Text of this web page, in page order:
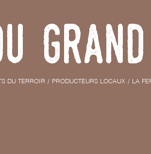
DU TERROIR PRODUCTEURS LOCAUX LA